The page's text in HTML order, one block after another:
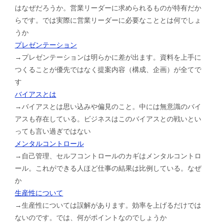
はなぜだろうか。営業リーダーに求められるものが特有だか
らです。では実際に営業リーダーに必要なこととは何でしょ
うか
プレゼンテーション
→プレゼンテーションは明らかに差が出ます。資料を上手に
つくることが優先ではなく提案内容（構成、企画）が全てで
す
バイアスとは
→バイアスとは思い込みや偏見のこと。中には無意識のバイ
アスも存在している。ビジネスはこのバイアスとの戦いとい
っても言い過ぎではない
メンタルコントロール
→自己管理、セルフコントロールのカギはメンタルコントロ
ール。これができる人ほど仕事の結果は比例している。なぜ
か
生産性について
→生産性については誤解があります。効率を上げるだけでは
ないのです。では、何がポイントなのでしょうか